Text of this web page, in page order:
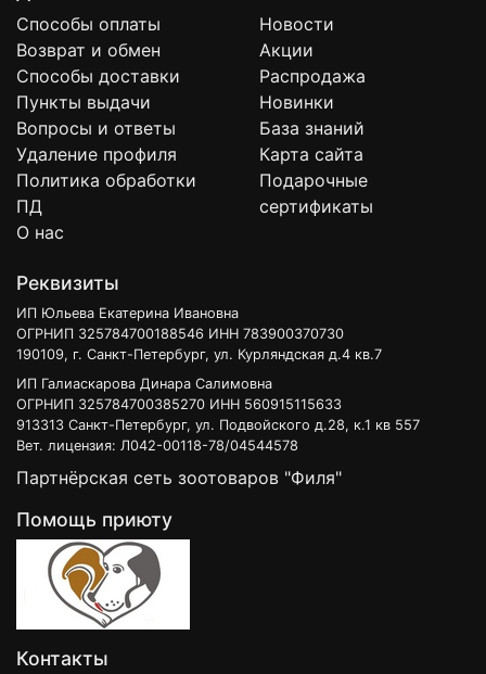
Способы оплаты
Возврат и обмен
Способы доставки
Пункты выдачи
Вопросы и ответы
Удаление профиля
Политика обработки
ПД
О нас
Новости
Акции
Распродажа
Новинки
База знаний
Карта сайта
Подарочные
сертификаты
Реквизиты
ИП Юльева Екатерина Ивановна
ОГРНИП 325784700188546 ИНН 783900370730
190109, г. Санкт-Петербург, ул. Курляндская д.4 кв.7
ИП Галиаскарова Динара Салимовна
ОГРНИП 325784700385270 ИНН 560915115633
913313 Санкт-Петербург, ул. Подвойского д.28, к.1 кв 557
Вет. лицензия: Л042-00118-78/04544578
Партнёрская сеть зоотоваров "Филя"
Помощь приюту
Контакты